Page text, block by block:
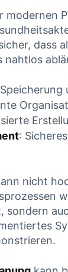
dass
nahtlos
:
nicht
sondern